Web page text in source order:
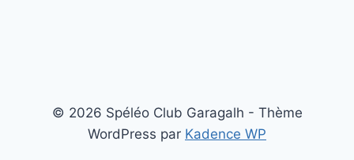
© 2026 Spéléo Club Garagalh - Thème
WordPress par Kadence WP